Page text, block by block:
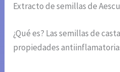
Extracto de semillas de
¿Qué es? Las semillas de
propiedades